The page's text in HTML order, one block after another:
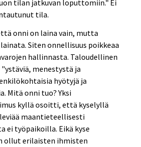
tilan jatkuvan loputtomiin." Ei
tila.
onni on laina vain, mutta
Siten onnellisuus poikkeaa
hallinnasta. Taloudellinen
menestystä ja
hyötyjä ja
Mitä onni tuo? Yksi
kyllä osoitti, että kyselyllä
maantieteellisesti
ei työpaikoilla. Eikä kyse
ollut erilaisten ihmisten